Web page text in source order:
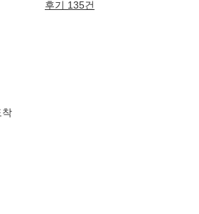
후기 135건
착